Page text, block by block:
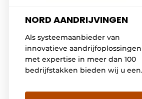
NORD AANDRIJVINGEN
Als systeemaanbieder van
innovatieve aandrijfoplossingen
met expertise in meer dan 100
bedrijfstakken bieden wij u een
kwaliteit. NORD heeft eigen